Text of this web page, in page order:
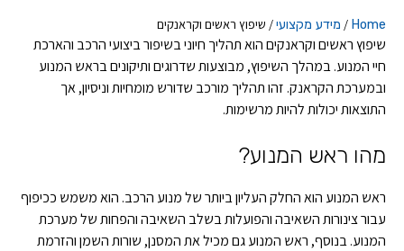
Home
/ מידע מקצועי/ שיפוץ ראשים וקראנקים
שיפוץ ראשים וקראנקים הוא תהליך חיוני בשיפור ביצועי הרכב והארכת
חיי המנוע. במהלך השיפוץ, מבוצעות שדרוגים ותיקונים בראש המנוע
ובמערכת הקראנק. זהו תהליך מורכב שדורש מומחיות וניסיון, אך
התוצאות יכולות להיות מרשימות.
מהו ראש המנוע?
ראש המנוע הוא החלק העליון ביותר של מנוע הרכב. הוא משמש ככיפוף
עבור צינורות השאיבה והפועלות בשלב השאיבה והפחות של מערכת
המנוע. בנוסף, ראש המנוע גם מכיל את המסנן, שורות השמן והזרמת